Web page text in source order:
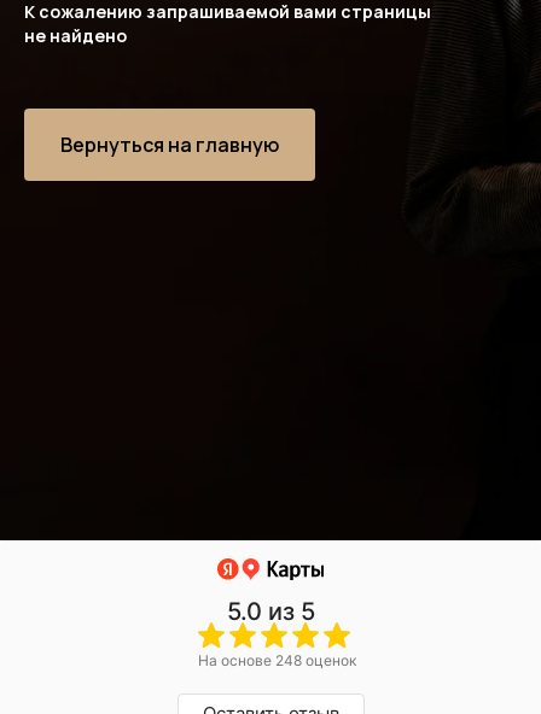
К сожалению запрашиваемой вами страницы
не найдено
Вернуться на главную
5.0 из 5
На основе 248 оценок